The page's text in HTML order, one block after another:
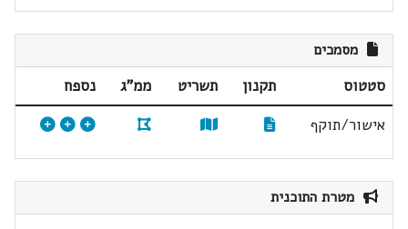
מסמכים
סטטוס תקנון תשריט ממ"ג
נספח
אישור/תוקף
מטרת התוכנית